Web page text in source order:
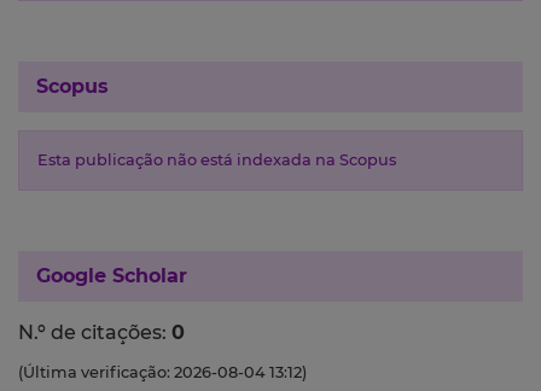
Scopus
Esta publicação não está indexada na Scopus
Google Scholar
N.º de citações: 0
(Última verificação: 2026-08-04 13:12)